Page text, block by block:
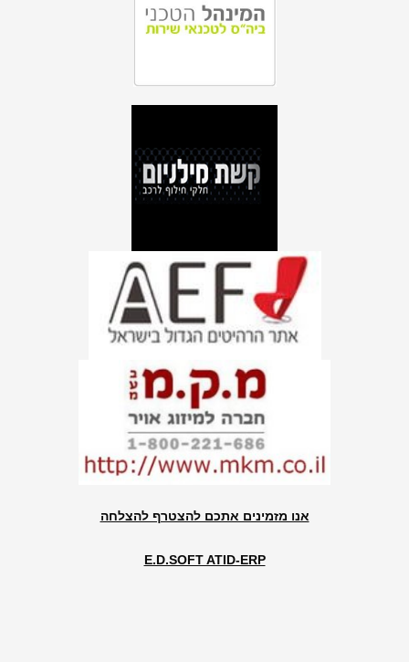
אנו מזמינים אתכם להצטרף להצלחה
E.D.SOFT ATID-ERP